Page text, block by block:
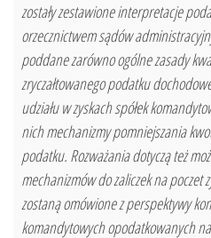
zostały zestawione interpretacje
orzecznictwem sądów
poddane zarówno ogólne zasady
zryczałtowanego podatku
udziału w zyskach spółek
nich mechanizmy pomniejszania
podatku. Rozważania dotyczą też
mechanizmów do zaliczek na poczet
zostaną omówione z perspektywy
komandytowych opodatkowanych